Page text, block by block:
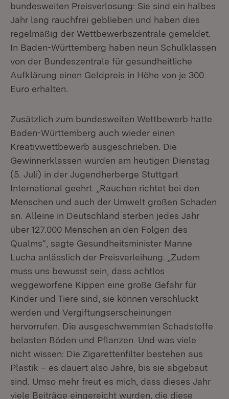
bundesweiten Preisverlosung: Sie sind ein halbes
Jahr lang rauchfrei geblieben und haben dies
regelmäßig der Wettbewerbszentrale gemeldet.
In Baden-Württemberg haben neun Schulklassen
von der Bundeszentrale für gesundheitliche
Aufklärung einen Geldpreis in Höhe von je 300
Euro erhalten.
Zusätzlich zum bundesweiten Wettbewerb hatte
Baden-Württemberg auch wieder einen
Kreativwettbewerb ausgeschrieben. Die
Gewinnerklassen wurden am heutigen Dienstag
(5. Juli) in der Jugendherberge Stuttgart
International geehrt. „Rauchen richtet bei den
Menschen und auch der Umwelt großen Schaden
an. Alleine in Deutschland sterben jedes Jahr
über 127.000 Menschen an den Folgen des
Qualms“, sagte Gesundheitsminister Manne
Lucha anlässlich der Preisverleihung. „Zudem
muss uns bewusst sein, dass achtlos
weggeworfene Kippen eine große Gefahr für
Kinder und Tiere sind, sie können verschluckt
werden und Vergiftungserscheinungen
hervorrufen. Die ausgeschwemmten Schadstoffe
belasten Böden und Pflanzen. Und was viele
nicht wissen: Die Zigarettenfilter bestehen aus
Plastik – es dauert also Jahre, bis sie abgebaut
sind. Umso mehr freut es mich, dass dieses Jahr
viele Beiträge eingereicht wurden, die diese